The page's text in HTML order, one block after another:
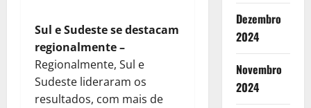
Sul e Sudeste se destacam
regionalmente –
Regionalmente, Sul e
Sudeste lideraram os
resultados, com mais de
Dezembro
2024
Novembro
2024